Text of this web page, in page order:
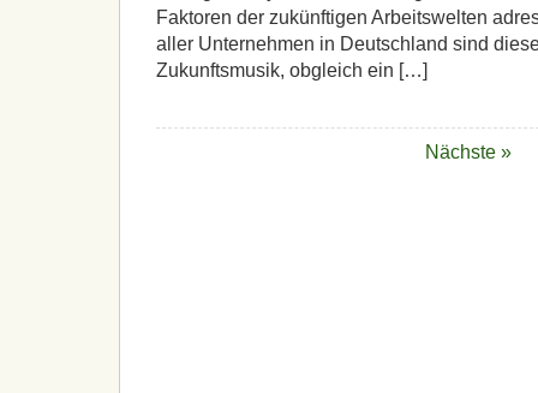
Faktoren der zukünftigen Arbeitswelten
aller Unternehmen in Deutschland sind
Zukunftsmusik, obgleich ein […]
Nächste »